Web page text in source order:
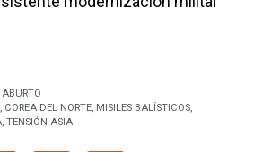
ABURTO
, COREA DEL NORTE, MISILES BALÍSTICOS,
, TENSIÓN ASIA